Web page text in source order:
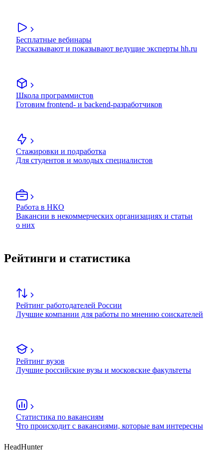
Бесплатные вебинары
Рассказывают и показывают ведущие эксперты hh.ru
Школа программистов
Готовим frontend- и backend-разработчиков
Стажировки и подработка
Для студентов и молодых специалистов
Работа в НКО
Вакансии в некоммерческих организациях и статьи
о них
Рейтинги и статистика
Рейтинг работодателей России
Лучшие компании для работы по мнению соискателей
Рейтинг вузов
Лучшие российские вузы и московские факультеты
Статистика по вакансиям
Что происходит с вакансиями, которые вам интересны
HeadHunter